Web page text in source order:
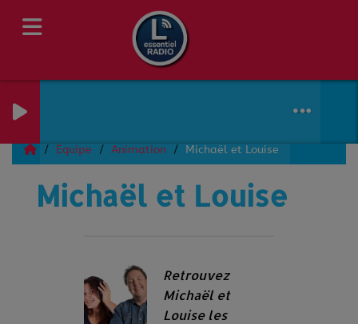
Équipe Animation Michaël et Louise
Michaël et Louise
Retrouvez
Michaël et
Louise les